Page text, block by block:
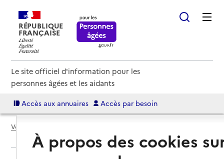
RÉPUBLIQUE
FRANÇAISE
Le site officiel d'information pour les
personnes âgées et les aidants
Accès aux annuaires Accès par besoin
Voir le fil d’Ariane
Retour aux résultats de l'annuaire
À propos des cookies